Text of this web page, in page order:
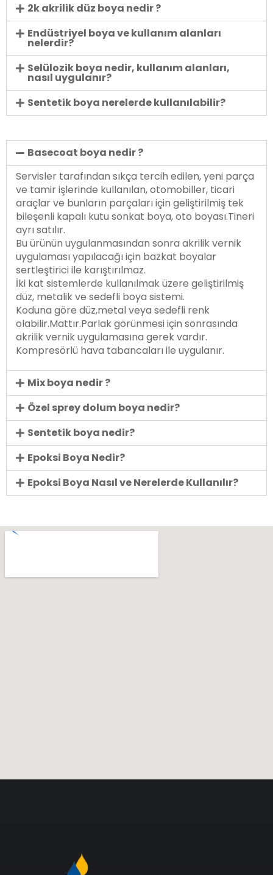
2k akrilik düz boya nedir ?
Endüstriyel boya ve kullanım alanları
nelerdir?
Selülozik boya nedir, kullanım alanları,
nasıl uygulanır?
Sentetik boya nerelerde kullanılabilir?
Basecoat boya nedir ?
Servisler tarafından sıkça tercih edilen, yeni parça
ve tamir işlerinde kullanılan, otomobiller, ticari
araçlar ve bunların parçaları için geliştirilmiş tek
bileşenli kapalı kutu sonkat boya, oto boyası.Tineri
ayrı satılır.
Bu ürünün uygulanmasından sonra akrilik vernik
uygulaması yapılacağı için bazkat boyalar
sertleştirici ile karıştırılmaz.
İki kat sistemlerde kullanılmak üzere geliştirilmiş
düz, metalik ve sedefli boya sistemi.
Koduna göre düz,metal veya sedefli renk
olabilir.Mattır.Parlak görünmesi için sonrasında
akrilik vernik uygulamasına gerek vardır.
Kompresörlü hava tabancaları ile uygulanır.
Mix boya nedir ?
Özel sprey dolum boya nedir?
Sentetik boya nedir?
Epoksi Boya Nedir?
Epoksi Boya Nasıl ve Nerelerde Kullanılır?